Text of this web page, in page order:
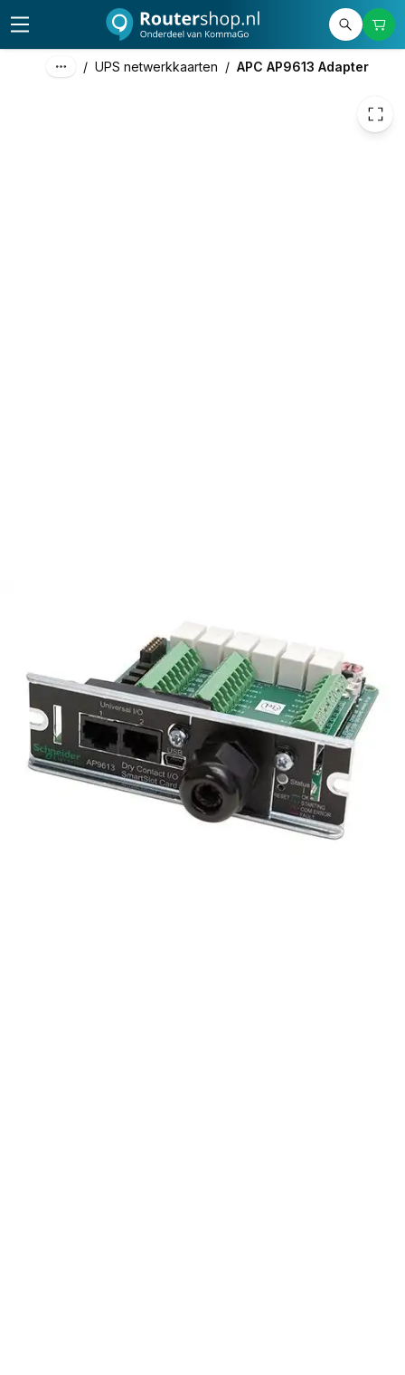
/ UPS netwerkkaarten / APC AP9613 Adapter
273,75 excl. btw
incl. btw